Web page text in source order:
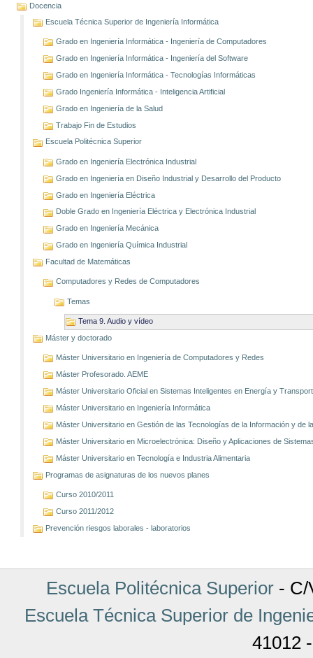
Docencia
Escuela Técnica Superior de Ingeniería Informática
Grado en Ingeniería Informática - Ingeniería de Computadores
Grado en Ingeniería Informática - Ingeniería del Software
Grado en Ingeniería Informática - Tecnologías Informáticas
Grado Ingeniería Informática - Inteligencia Artificial
Grado en Ingeniería de la Salud
Trabajo Fin de Estudios
Escuela Politécnica Superior
Grado en Ingeniería Electrónica Industrial
Grado en Ingeniería en Diseño Industrial y Desarrollo del Producto
Grado en Ingeniería Eléctrica
Doble Grado en Ingeniería Eléctrica y Electrónica Industrial
Grado en Ingeniería Mecánica
Grado en Ingeniería Química Industrial
Facultad de Matemáticas
Computadores y Redes de Computadores
Temas
Tema 9. Audio y vídeo
Máster y doctorado
Máster Universitario en Ingeniería de Computadores y Redes
Máster Profesorado. AEME
Máster Universitario Oficial en Sistemas Inteligentes en Energía y
Máster Universitario en Ingeniería Informática
Máster Universitario en Gestión de las Tecnologías de la Información y de
Máster Universitario en Microelectrónica: Diseño y Aplicaciones de
Máster Universitario en Tecnología e Industria Alimentaria
Programas de asignaturas de los nuevos planes
Curso 2010/2011
Curso 2011/2012
Prevención riesgos laborales - laboratorios
Escuela Politécnica Superior- C/
Escuela Técnica Superior de
41012